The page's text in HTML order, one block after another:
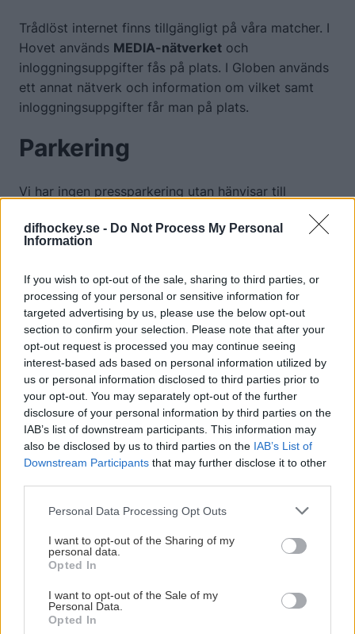
difhockey.se - Do Not Process My Personal
Information
If you wish to opt-out of the sale, sharing to third parties, or
processing of your personal or sensitive information for
targeted advertising by us, please use the below opt-out
section to confirm your selection. Please note that after your
opt-out request is processed you may continue seeing
interest-based ads based on personal information utilized by
us or personal information disclosed to third parties prior to
your opt-out. You may separately opt-out of the further
disclosure of your personal information by third parties on the
IAB’s list of downstream participants. This information may
also be disclosed by us to third parties on the IAB’s List of
Downstream Participants that may further disclose it to other
Please note that this website/app uses one or more Google
not limited to your visit or usage behaviour. You may click to
grant or deny consent to Google and its third-party tags to
use your data for below specified purposes in below Google
consent section.
Personal Data Processing Opt Outs
I want to opt-out of the Sharing of my
personal data.
Opted In
I want to opt-out of the Sale of my
Personal Data.
Opted In
Trådlöst internet finns tillgängligt på våra matcher. I
Hovet används MEDIA-nätverket och
inloggningsuppgifter fås på plats. I Globen används
ett annat nätverk och information om vilket samt
inloggningsuppgifter får man på plats.
Parkering
Vi har ingen pressparkering utan hänvisar till
Omklädningsrum
Omklädningsrummet ärendast öppet för TV4 före
och efter matchenligt avtal med
HockeyAllsvenskan. Intervjuer med övriga medier
sker senast från och med fem minuter efter att sista
spelare kommit till omklädningsrummet. Be en
pressvärd om en spelare så plockar vi ut spelaren så
I Globen görs intervjuerna i mixed zone efter att
spelarna kort samlats i omklädningsrummet.
TV-intervjuer måste göras vid en
HockeyAllsvenskan-backdrop.
Fotografer
Ackrediterade fotografer tilldelas plats på antingen